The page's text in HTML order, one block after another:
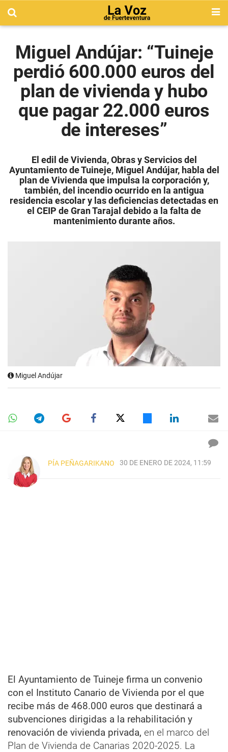
Miguel Andújar: “Tuineje
perdió 600.000 euros del
plan de vivienda y hubo
que pagar 22.000 euros
de intereses”
El edil de Vivienda, Obras y Servicios del
Ayuntamiento de Tuineje, Miguel Andújar, habla del
plan de Vivienda que impulsa la corporación y,
también, del incendio ocurrido en la antigua
residencia escolar y las deficiencias detectadas en
el CEIP de Gran Tarajal debido a la falta de
mantenimiento durante años.
Miguel Andújar
PÍA PEÑAGARIKANO 30 DE ENERO DE 2024, 11:59
El Ayuntamiento de Tuineje firma un convenio
con el Instituto Canario de Vivienda por el que
recibe más de 468.000 euros que destinará a
subvenciones dirigidas a la rehabilitación y
renovación de vivienda privada, en el marco del
Plan de Vivienda de Canarias 2020-2025. La